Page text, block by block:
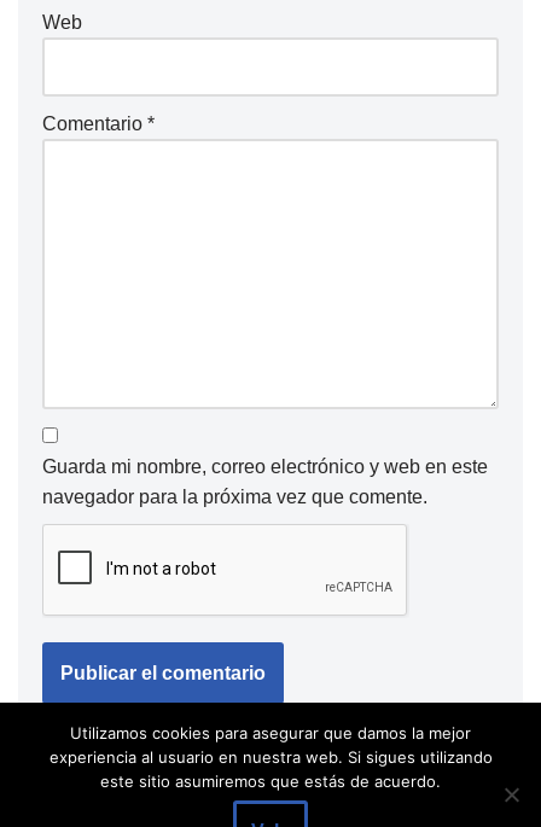
Web
Comentario *
Guarda mi nombre, correo electrónico y web en este
navegador para la próxima vez que comente.
Utilizamos cookies para asegurar que damos la mejor
experiencia al usuario en nuestra web. Si sigues utilizando
este sitio asumiremos que estás de acuerdo.